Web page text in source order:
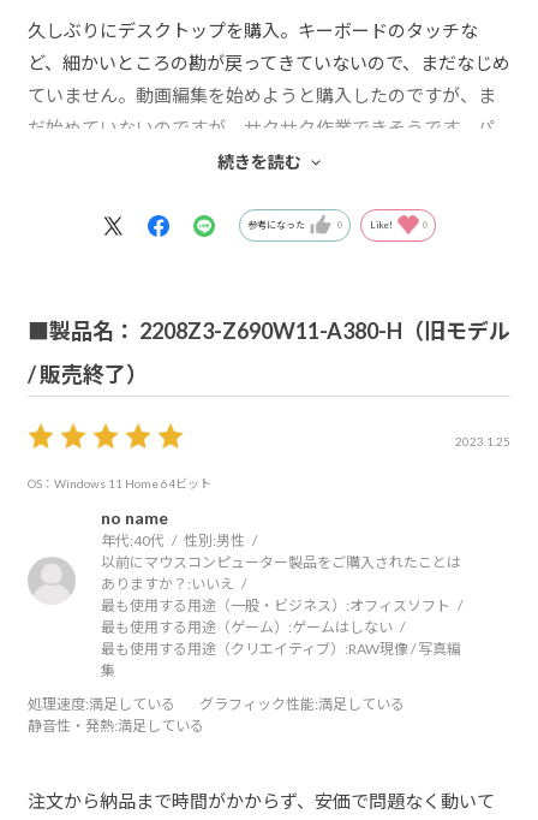
久しぶりにデスクトップを購入。キーボードのタッチな
ど、細かいところの勘が戻ってきていないので、まだなじめ
ていません。動画編集を始めようと購入したのですが、ま
だ始めていないのですが、サクサク作業できそうです。パ
ソコンは消耗品だと思っているので、どのくらいで重たく
から、数年後、またデスクトップを買うかどうかの分かれ
続きを読む
参考になった 0 Like! 0
■製品名： 2208Z3-Z690W11-A380-H（旧モデル
/ 販売終了）
2023.1.25
OS：Windows 11 Home 64ビット
no name
年代:40代 性別:男性
以前にマウスコンピューター製品をご購入されたことは
ありますか？: いいえ
最も使用する用途（一般・ビジネス）:オフィスソフト
最も使用する用途（ゲーム）:ゲームはしない
最も使用する用途（クリエイティブ）:RAW現像 / 写真編
集
処理速度:満足している グラフィック性能:満足している
静音性・発熱:満足している
注文から納品まで時間がかからず、安価で問題なく動いて